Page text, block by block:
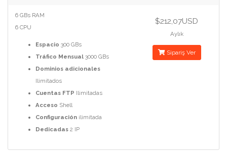
6 GBs RAM
6 CPU
Espacio 300 GBs
Tráfico Mensual 3000 GBs
Dominios adicionales
Ilimitados
Cuentas FTP Ilimitadas
Acceso Shell
Configuración ilimitada
Dedicadas 2 IP
$212,07USD
Aylık
Sipariş Ver